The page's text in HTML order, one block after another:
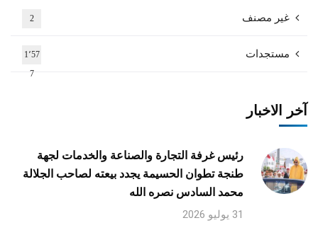
غير مصنف 2
مستجدات
1٬57
7
آخر الاخبار
رئيس غرفة التجارة والصناعة والخدمات لجهة
طنجة تطوان الحسيمة يجدد بيعته لصاحب الجلالة
محمد السادس نصره الله
31 يوليو 2026